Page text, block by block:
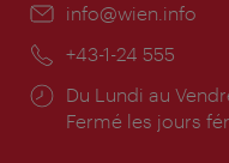
E-
info@wien.info
Téléphone:
+43-1-24 555
Horaires
d'ouverture:
Du Lundi au
Fermé les jours